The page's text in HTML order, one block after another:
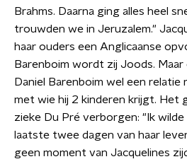
Brahms. Daarna ging alles heel
trouwden we in Jeruzalem."
haar ouders een Anglicaanse
Barenboim wordt zij Joods.
Daniel Barenboim wel een
met wie hij 2 kinderen krijgt. Het
zieke Du Pré verborgen: "Ik
laatste twee dagen van haar
geen moment van Jacquelines